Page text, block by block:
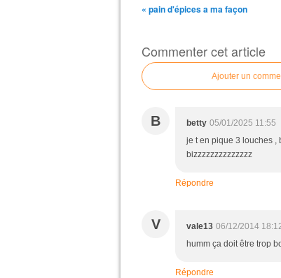
« pain d'épices a ma façon
Commenter cet article
Ajouter un
B betty 05/01/2025 11:55
je t en pique 3 louches ,
bizzzzzzzzzzzzzz
Répondre
V vale13 06/12/2014
humm ça doit être trop
Répondre